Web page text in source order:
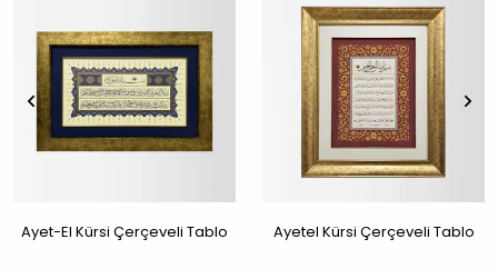
Ayet-El Kürsi Çerçeveli Tablo Ayetel Kürsi Çerçeveli Tablo